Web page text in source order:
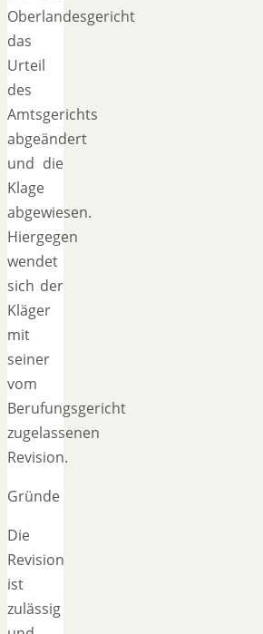
Oberlandesgericht
das
Urteil
des
Amtsgerichts
abgeändert
und die
Klage
abgewiesen.
Hiergegen
wendet
sich der
Kläger
mit
seiner
vom
Berufungsgericht
zugelassenen
Revision.
Gründe
Die
Revision
ist
zulässig